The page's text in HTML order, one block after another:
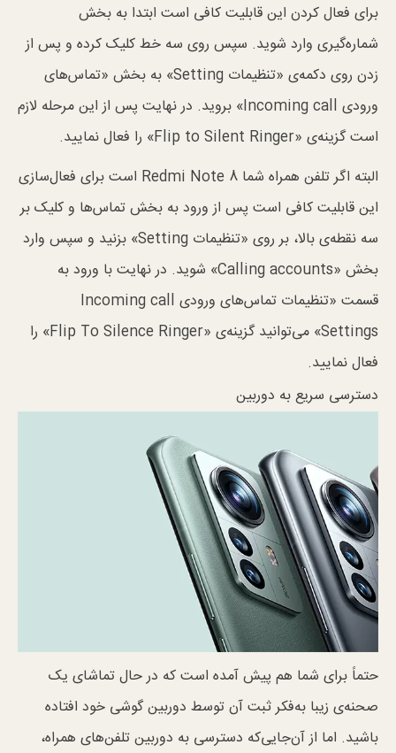
برای فعال کردن این قابلیت کافی است ابتدا به بخش
شماره‌گیری وارد شوید. سپس روی سه خط کلیک کرده و پس از
زدن روی دکمه‌ی «تنظیمات Setting» به بخش «تماس‌های
ورودی Incoming call» بروید. در نهایت پس از این مرحله لازم
است گزینه‌ی «Flip to Silent Ringer» را فعال نمایید.
البته اگر تلفن همراه شما Redmi Note 8 است برای فعال‌سازی
این قابلیت کافی است پس از ورود به بخش تماس‌ها و کلیک بر
سه نقطه‌ی بالا، بر روی «تنظیمات Setting» بزنید و سپس وارد
بخش «Calling accounts» شوید. در نهایت با ورود به
قسمت «تنظیمات تماس‌های ورودی Incoming call
Settings» می‌توانید گزینه‌ی «Flip To Silence Ringer» را
فعال نمایید.
دسترسی سریع به دوربین
حتماً برای شما هم پیش آمده است که در حال تماشا‌ی یک
صحنه‌ی زیبا به‌فکر ثبت آن توسط دوربین گوشی خود افتاده
باشید. اما از آن‌جایی‌که دسترسی به دوربین تلفن‌های همراه،